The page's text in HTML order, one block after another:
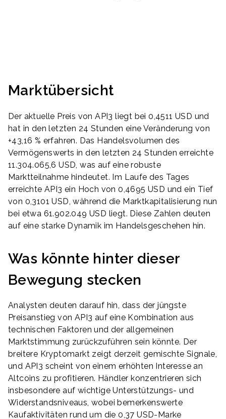
Marktübersicht
Der aktuelle Preis von API3 liegt bei 0,4511 USD und
hat in den letzten 24 Stunden eine Veränderung von
+43,16 % erfahren. Das Handelsvolumen des
Vermögenswerts in den letzten 24 Stunden erreichte
11.304.065,6 USD, was auf eine robuste
Marktteilnahme hindeutet. Im Laufe des Tages
erreichte API3 ein Hoch von 0,4695 USD und ein Tief
von 0,3101 USD, während die Marktkapitalisierung nun
bei etwa 61.902.049 USD liegt. Diese Zahlen deuten
auf eine starke Dynamik im Handelsgeschehen hin.
Was könnte hinter dieser
Bewegung stecken
Analysten deuten darauf hin, dass der jüngste
Preisanstieg von API3 auf eine Kombination aus
technischen Faktoren und der allgemeinen
Marktstimmung zurückzuführen sein könnte. Der
breitere Kryptomarkt zeigt derzeit gemischte Signale,
und API3 scheint von einem erhöhten Interesse an
Altcoins zu profitieren. Händler konzentrieren sich
insbesondere auf wichtige Unterstützungs- und
Widerstandsniveaus, wobei bemerkenswerte
Kaufaktivitäten rund um die 0,37 USD-Marke